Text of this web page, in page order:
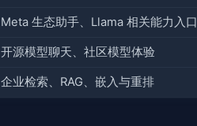
Meta 生态助手、Llama 相关能力入口
开源模型聊天、社区模型体验
企业检索、RAG、嵌入与重排